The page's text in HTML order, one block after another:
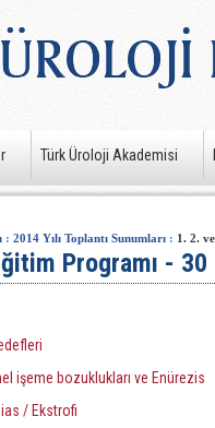
Türk Üroloji Akademisi
: 2014 Yılı Toplantı Sunumları : 1. 2.
Programı -
işeme bozuklukları ve Enürezis
/ Ekstrofi